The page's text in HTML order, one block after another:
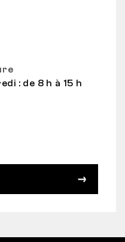
: de 8 h à 15 h